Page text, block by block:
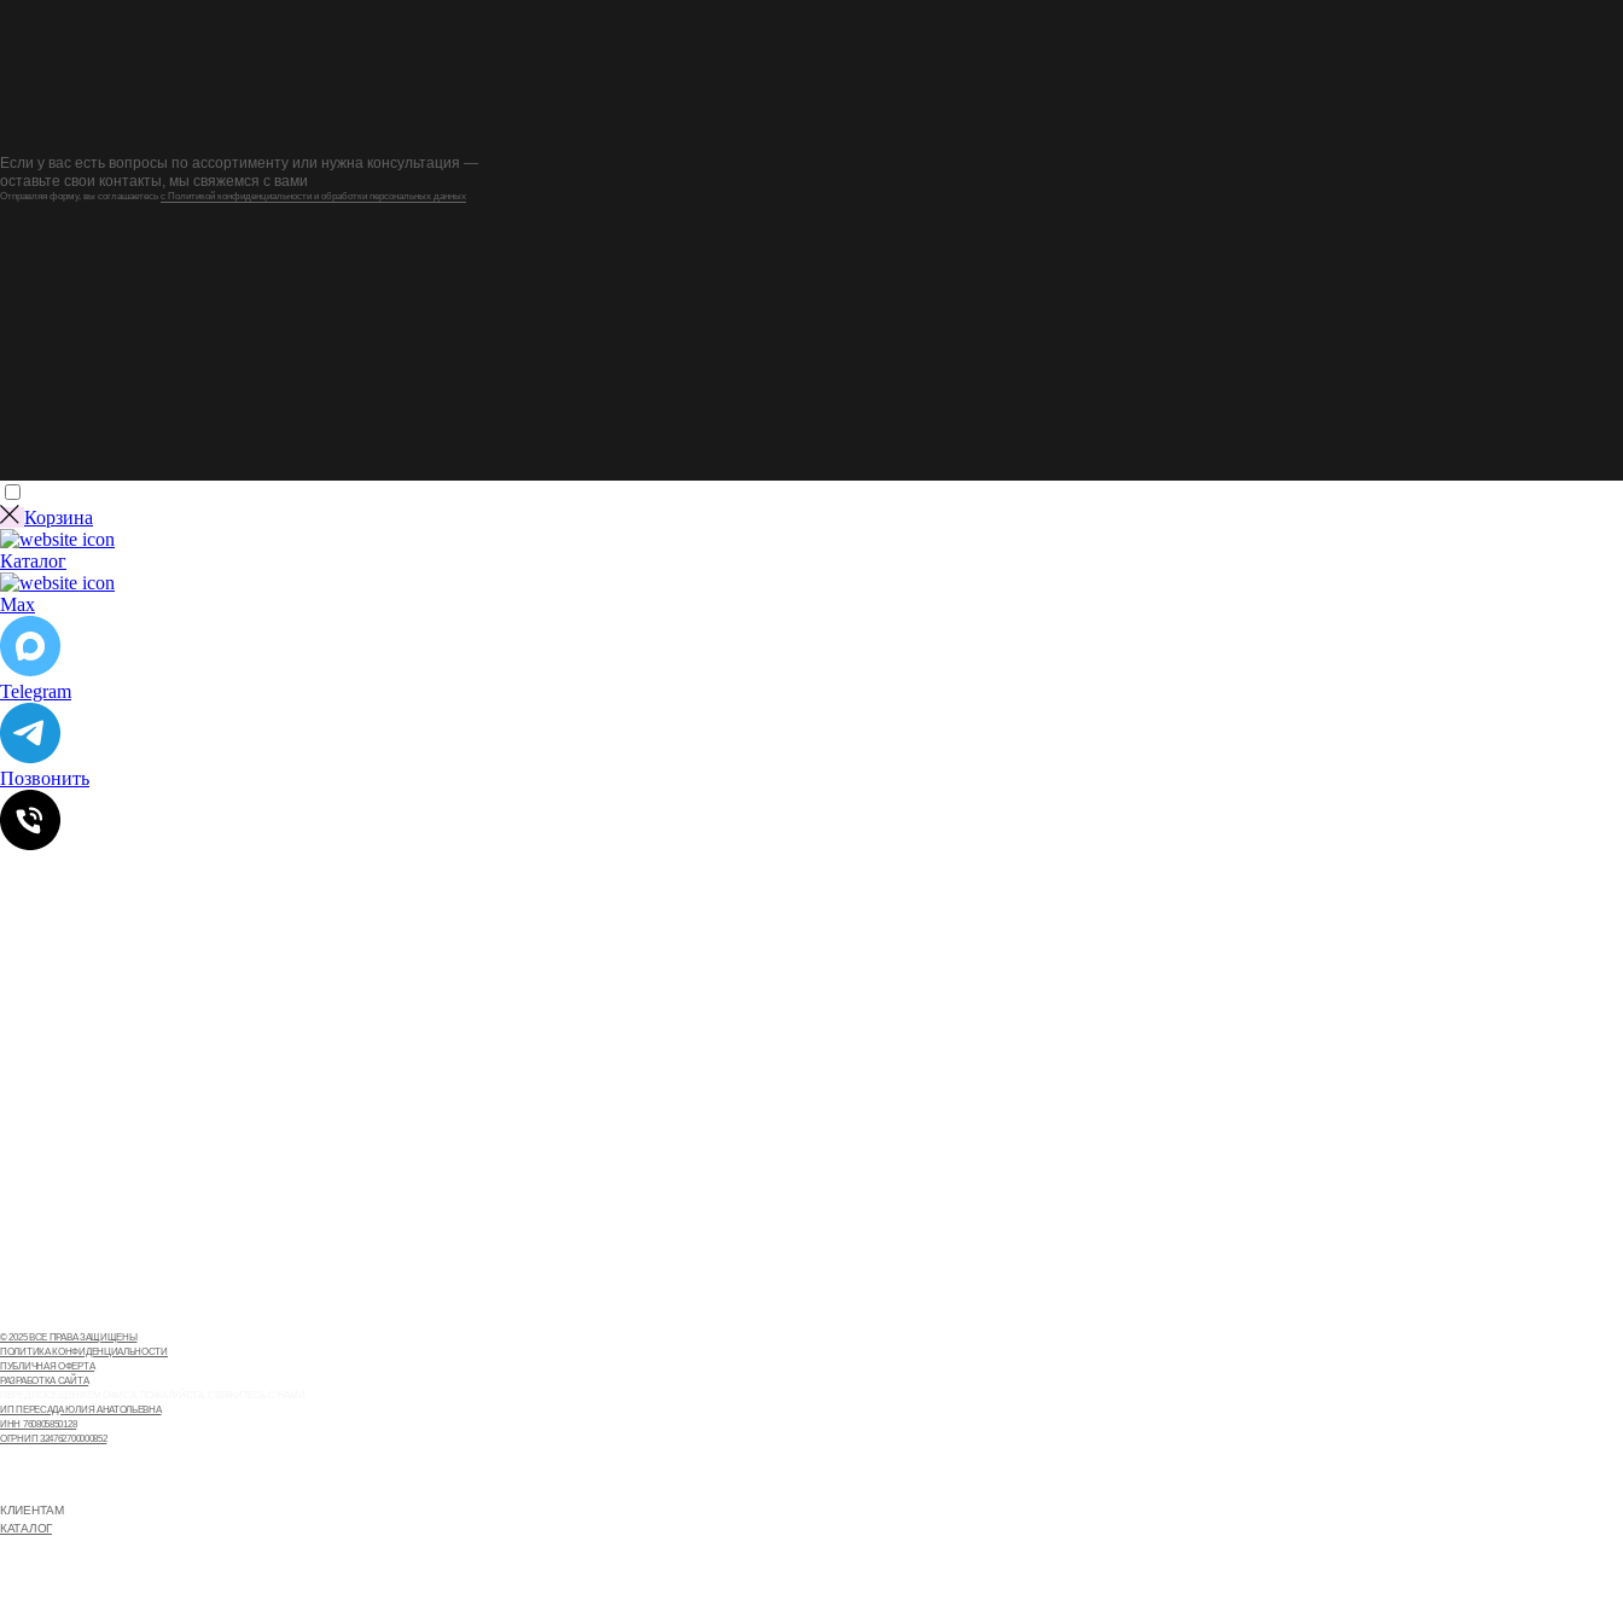
Если у вас есть вопросы по ассортименту или нужна консультация —
оставьте свои контакты, мы свяжемся с вами
Отправляя форму, вы соглашаетесь с Политикой конфиденциальности и обработки персональных данных
© 2025 ВСЕ ПРАВА ЗАЩИЩЕНЫ
ПОЛИТИКА КОНФИДЕНЦИАЛЬНОСТИ
ПУБЛИЧНАЯ ОФЕРТА
РАЗРАБОТКА САЙТА
ИП ПЕРЕСАДА ЮЛИЯ АНАТОЛЬЕВНА
ИНН 760805850128
ОГРНИП 324762700000852
КЛИЕНТАМ
КАТАЛОГ
Корзина
Каталог
Max
Telegram
Позвонить